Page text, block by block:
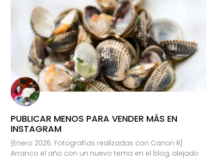
PUBLICAR MENOS PARA VENDER MÁS EN
INSTAGRAM
{Enero 2026. Fotografías realizadas con Canon R}
Arranco el año con un nuevo tema en el blog, alejado